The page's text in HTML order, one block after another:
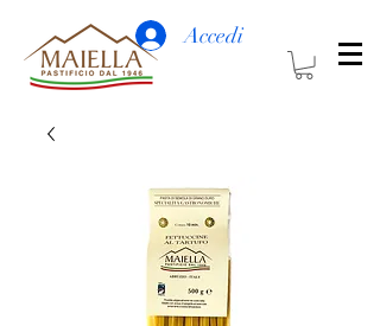
Accedi